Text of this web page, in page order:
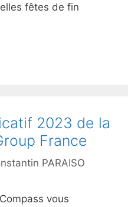
fêtes de fin
2023 de la
France
PARAISO
vous